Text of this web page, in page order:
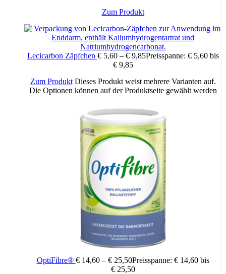
Zusätzliche Informationen
Packungsinhalt: 20 Stück, 60 Stück
Zum Produkt
Lecicarbon Zäpfchen €5,60 – €9,85Preisspanne: € 5,60 bis
€ 9,85
Zum Produkt Dieses Produkt weist mehrere Varianten auf.
Die Optionen können auf der Produktseite gewählt werden
OptiFibre® €14,60 – €25,50Preisspanne: € 14,60 bis
€ 25,50